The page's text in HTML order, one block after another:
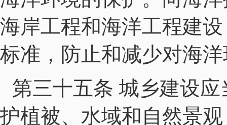
海岸工程和海洋工程建
标准，防止和减少对海
第三十五条 城乡建设
护植被、水域和自然景